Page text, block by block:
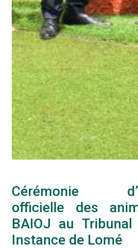
Cérémonie
officielle des
BAIOJ au Tribunal
Instance de Lomé